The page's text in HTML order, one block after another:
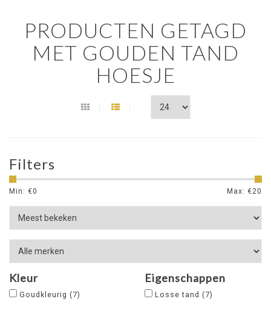
PRODUCTEN GETAGD
MET GOUDEN TAND
HOESJE
Filters
Min: €0 Max: €20
Kleur
Goudkleurig (7)
Eigenschappen
Losse tand (7)